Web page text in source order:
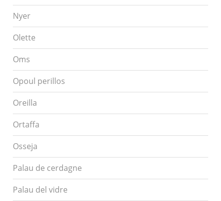
Nyer
Olette
Oms
Opoul perillos
Oreilla
Ortaffa
Osseja
Palau de cerdagne
Palau del vidre